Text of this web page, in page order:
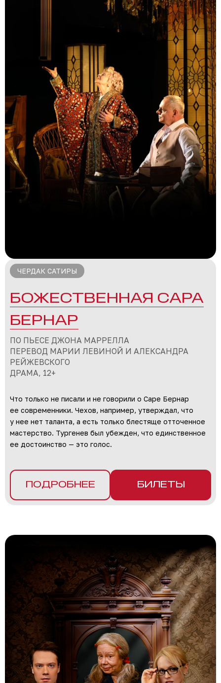
ЧЕРДАК САТИРЫ
БОЖЕСТВЕННАЯ САРА
БЕРНАР
ПО ПЬЕСЕ ДЖОНА МАРРЕЛЛА
ПЕРЕВОД МАРИИ ЛЕВИНОЙ И АЛЕКСАНДРА
РЕЙЖЕВСКОГО
ДРАМА, 12+
Что только не писали и не говорили о Саре Бернар
ее современники. Чехов, например, утверждал, что
у нее нет таланта, а есть только блестяще отточенное
мастерство. Тургенев был убежден, что единственное
ее достоинство — это голос.
ПОДРОБНЕЕ БИЛЕТЫ